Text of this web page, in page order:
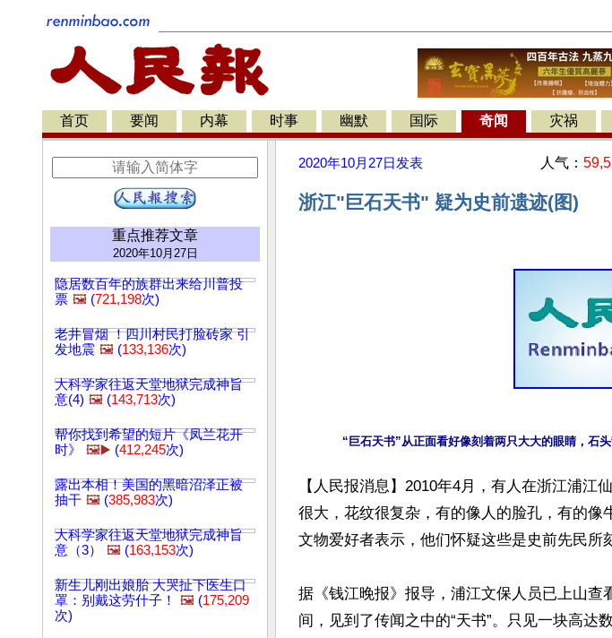
首页 要闻 内幕 时事 幽默 国际 奇闻 灾祸
重点推荐文章
2020年10月27日
隐居数百年的族群出来给川普投
票 🖼️ (721,198次)
老井冒烟 ！四川村民打脸砖家 引
发地震 🖼️ (133,136次)
大科学家往返天堂地狱完成神旨
意(4) 🖼️ (143,713次)
帮你找到希望的短片《凤兰花开
时》
🖼️▶️ (412,245次)
露出本相！美国的黑暗沼泽正被
抽干 🖼️ (385,983次)
大科学家往返天堂地狱完成神旨
意（3）
🖼️ (163,153次)
新生儿刚出娘胎 大哭扯下医生口
罩：别戴这劳什子！
🖼️ (175,209
次)
2020年10月27日 发表 人气：
浙江"巨石天书" 疑为史前遗迹(图)
【人民报消息】2010年4月，有人在浙江浦江
很大，花纹很复杂，有的像人的脸孔，有的像
文物爱好者表示，他们怀疑这些是史前先民所
据《钱江晚报》报导，浦江文保人员已上山查
间，见到了传闻之中的“天书”。只见一块高